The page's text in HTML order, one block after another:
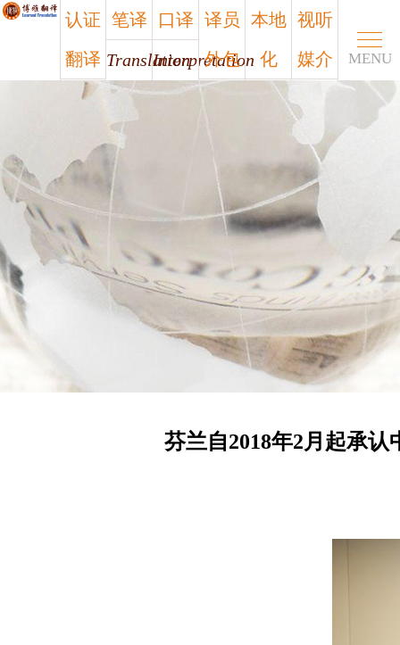
认证
翻译
Certified
翻译
笔译
Translation
笔译
口译
Interpretation
口译
译员
外包
Outsourcing
外包
本地
化
Localization
视听
媒介
Media
视听
媒介
MENU
芬兰自2018年2月起承